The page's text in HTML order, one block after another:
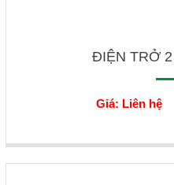
ĐIỆN TRỞ
Giá: Liên hệ